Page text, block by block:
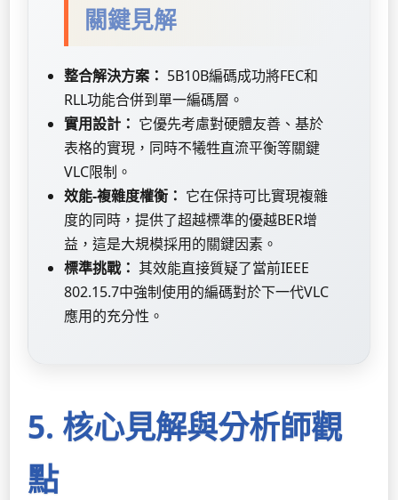
關鍵見解
整合解決方案： 5B10B編碼成功將FEC和
RLL功能合併到單一編碼層。
實用設計： 它優先考慮對硬體友善、基於
表格的實現，同時不犧牲直流平衡等關鍵
VLC限制。
效能-複雜度權衡： 它在保持可比實現複雜
度的同時，提供了超越標準的優越BER增
益，這是大規模採用的關鍵因素。
標準挑戰： 其效能直接質疑了當前IEEE
802.15.7中強制使用的編碼對於下一代VLC
應用的充分性。
5. 核心見解與分析師觀
點